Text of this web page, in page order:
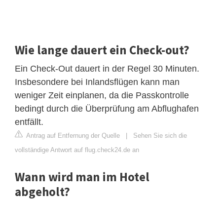
Wie lange dauert ein Check-out?
Ein Check-Out dauert in der Regel 30 Minuten.
Insbesondere bei Inlandsflügen kann man
weniger Zeit einplanen, da die Passkontrolle
bedingt durch die Überprüfung am Abflughafen
entfällt.
Antrag auf Entfernung der Quelle | Sehen Sie sich die
vollständige Antwort auf flug.check24.de an
Wann wird man im Hotel
abgeholt?